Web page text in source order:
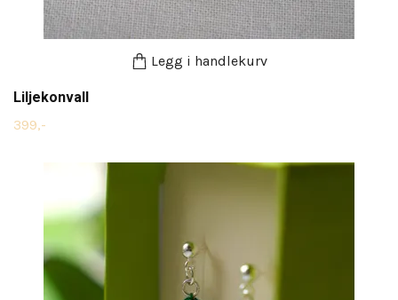
Legg i handlekurv
Liljekonvall
399,-